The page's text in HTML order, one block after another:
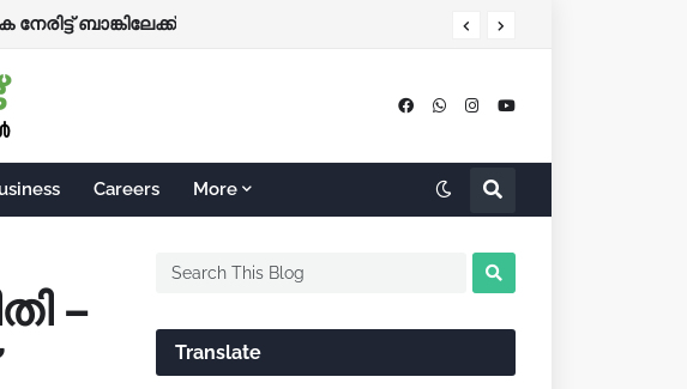
ബാങ്കിലേക്ക്
Careers More
–
Translate